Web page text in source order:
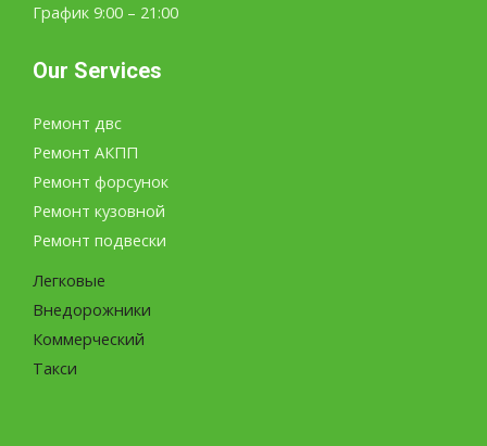
График 9:00 – 21:00
Our Services
Ремонт двс
Ремонт АКПП
Ремонт форсунок
Ремонт кузовной
Ремонт подвески
Легковые
Внедорожники
Коммерческий
Такси